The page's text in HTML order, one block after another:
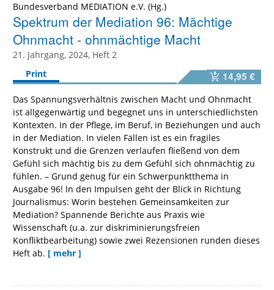
Bundesverband MEDIATION e.V.
Spektrum der Mediation 96: Mächtige
Ohnmacht - ohnmächtige Macht
21. Jahrgang, 2024, Heft 2
Print
14,95 €
Das Spannungsverhältnis zwischen Macht und Ohnmacht
ist allgegenwärtig und begegnet uns in unterschiedlichsten
Kontexten. In der Pflege, im Beruf, in Beziehungen und auch
in der Mediation. In vielen Fällen ist es ein fragiles
Konstrukt und die Grenzen verlaufen fließend von dem
Gefühl sich mächtig bis zu dem Gefühl sich ohnmächtig zu
fühlen. – Grund genug für ein Schwerpunktthema in
Ausgabe 96! In den Impulsen geht der Blick in Richtung
Journalismus: Worin bestehen Gemeinsamkeiten zur
Mediation? Spannende Berichte aus Praxis wie
Wissenschaft (u.a. zur diskriminierungsfreien
Konfliktbearbeitung) sowie zwei Rezensionen runden dieses
Heft ab. [ mehr ]